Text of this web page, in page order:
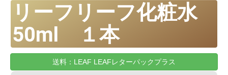
リーフリーフ化粧水
50ml １本
送料：LEAF LEAFレターパックプラス